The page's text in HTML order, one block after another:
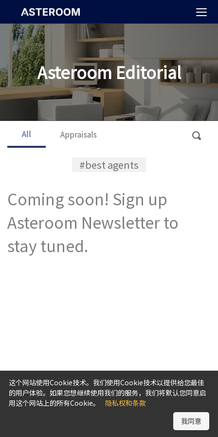
Asteroom Editorial
All Appraisals
#best agents
Coming soon! Sign up
Asteroom Newsletter to
stay tuned.
这个网站使用Cookie技术。我们使用Cookie技术以提供给您最佳
的用户体验。如果您想继续使用我们的服务，我们将默认您同意启
用这个网站上的所有Cookie。
隐私权和条款
我同意